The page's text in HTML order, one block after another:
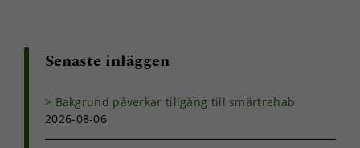
Senaste inläggen
Bakgrund påverkar tillgång till smärtrehab
2026-08-06